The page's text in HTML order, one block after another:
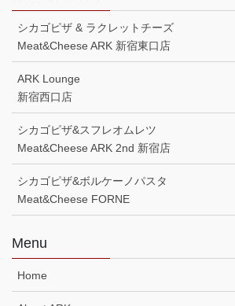
シカゴピザ & ラクレットチーズ
Meat&Cheese ARK 新宿東口店
ARK Lounge
新宿西口店
シカゴピザ&スフレオムレツ
Meat&Cheese ARK 2nd 新宿店
シカゴピザ&ボルケーノパスタ
Meat&Cheese FORNE
Menu
Home